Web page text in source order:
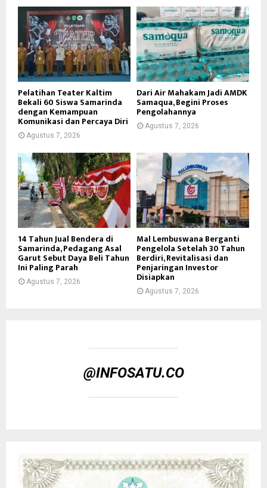
Pelatihan Teater Kaltim
Bekali 60 Siswa Samarinda
dengan Kemampuan
Komunikasi dan Percaya Diri
Agustus 7, 2026
Dari Air Mahakam Jadi AMDK
Samaqua, Begini Proses
Pengolahannya
Agustus 7, 2026
14 Tahun Jual Bendera di
Samarinda, Pedagang Asal
Garut Sebut Daya Beli Tahun
Ini Paling Parah
Agustus 7, 2026
Mal Lembuswana Berganti
Pengelola Setelah 30 Tahun
Berdiri, Revitalisasi dan
Penjaringan Investor
Disiapkan
Agustus 7, 2026
@INFOSATU.CO